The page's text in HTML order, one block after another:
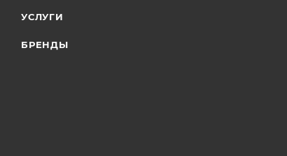
УСЛУГИ
БРЕНДЫ